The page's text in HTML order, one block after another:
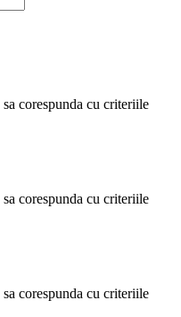
corespunda cu criteriile
corespunda cu criteriile
corespunda cu criteriile